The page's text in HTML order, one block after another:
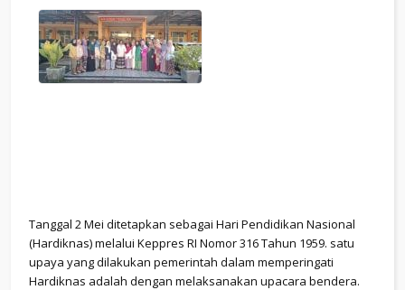
Tanggal 2 Mei ditetapkan sebagai Hari Pendidikan Nasional
(Hardiknas) melalui Keppres RI Nomor 316 Tahun 1959. satu
upaya yang dilakukan pemerintah dalam memperingati
Hardiknas adalah dengan melaksanakan upacara bendera.